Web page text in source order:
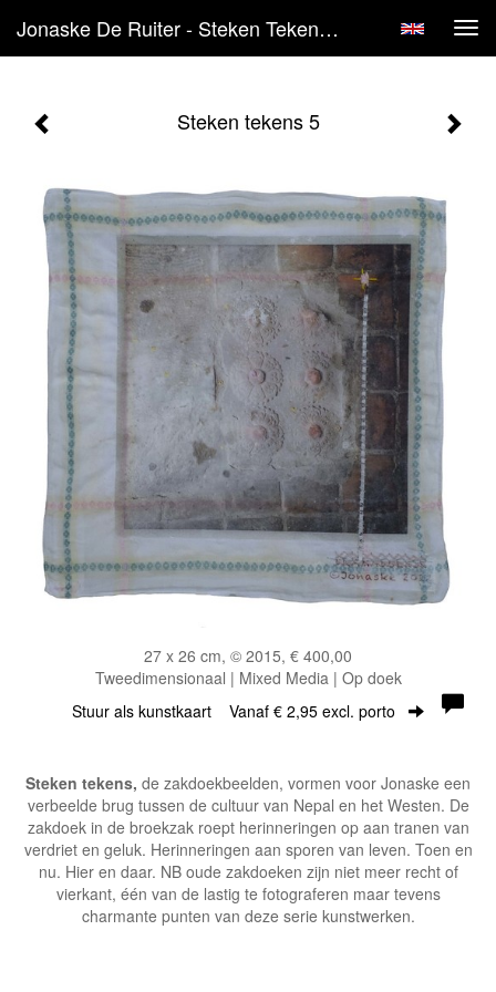
Jonaske De Ruiter - Steken Tekens 5
Steken tekens 5
27 x 26 cm, © 2015, € 400,00
Tweedimensionaal | Mixed Media | Op doek
Stuur als kunstkaart Vanaf € 2,95 excl. porto
Steken tekens, de zakdoekbeelden, vormen voor Jonaske een
verbeelde brug tussen de cultuur van Nepal en het Westen. De
zakdoek in de broekzak roept herinneringen op aan tranen van
verdriet en geluk. Herinneringen aan sporen van leven. Toen en
nu. Hier en daar. NB oude zakdoeken zijn niet meer recht of
vierkant, één van de lastig te fotograferen maar tevens
charmante punten van deze serie kunstwerken.